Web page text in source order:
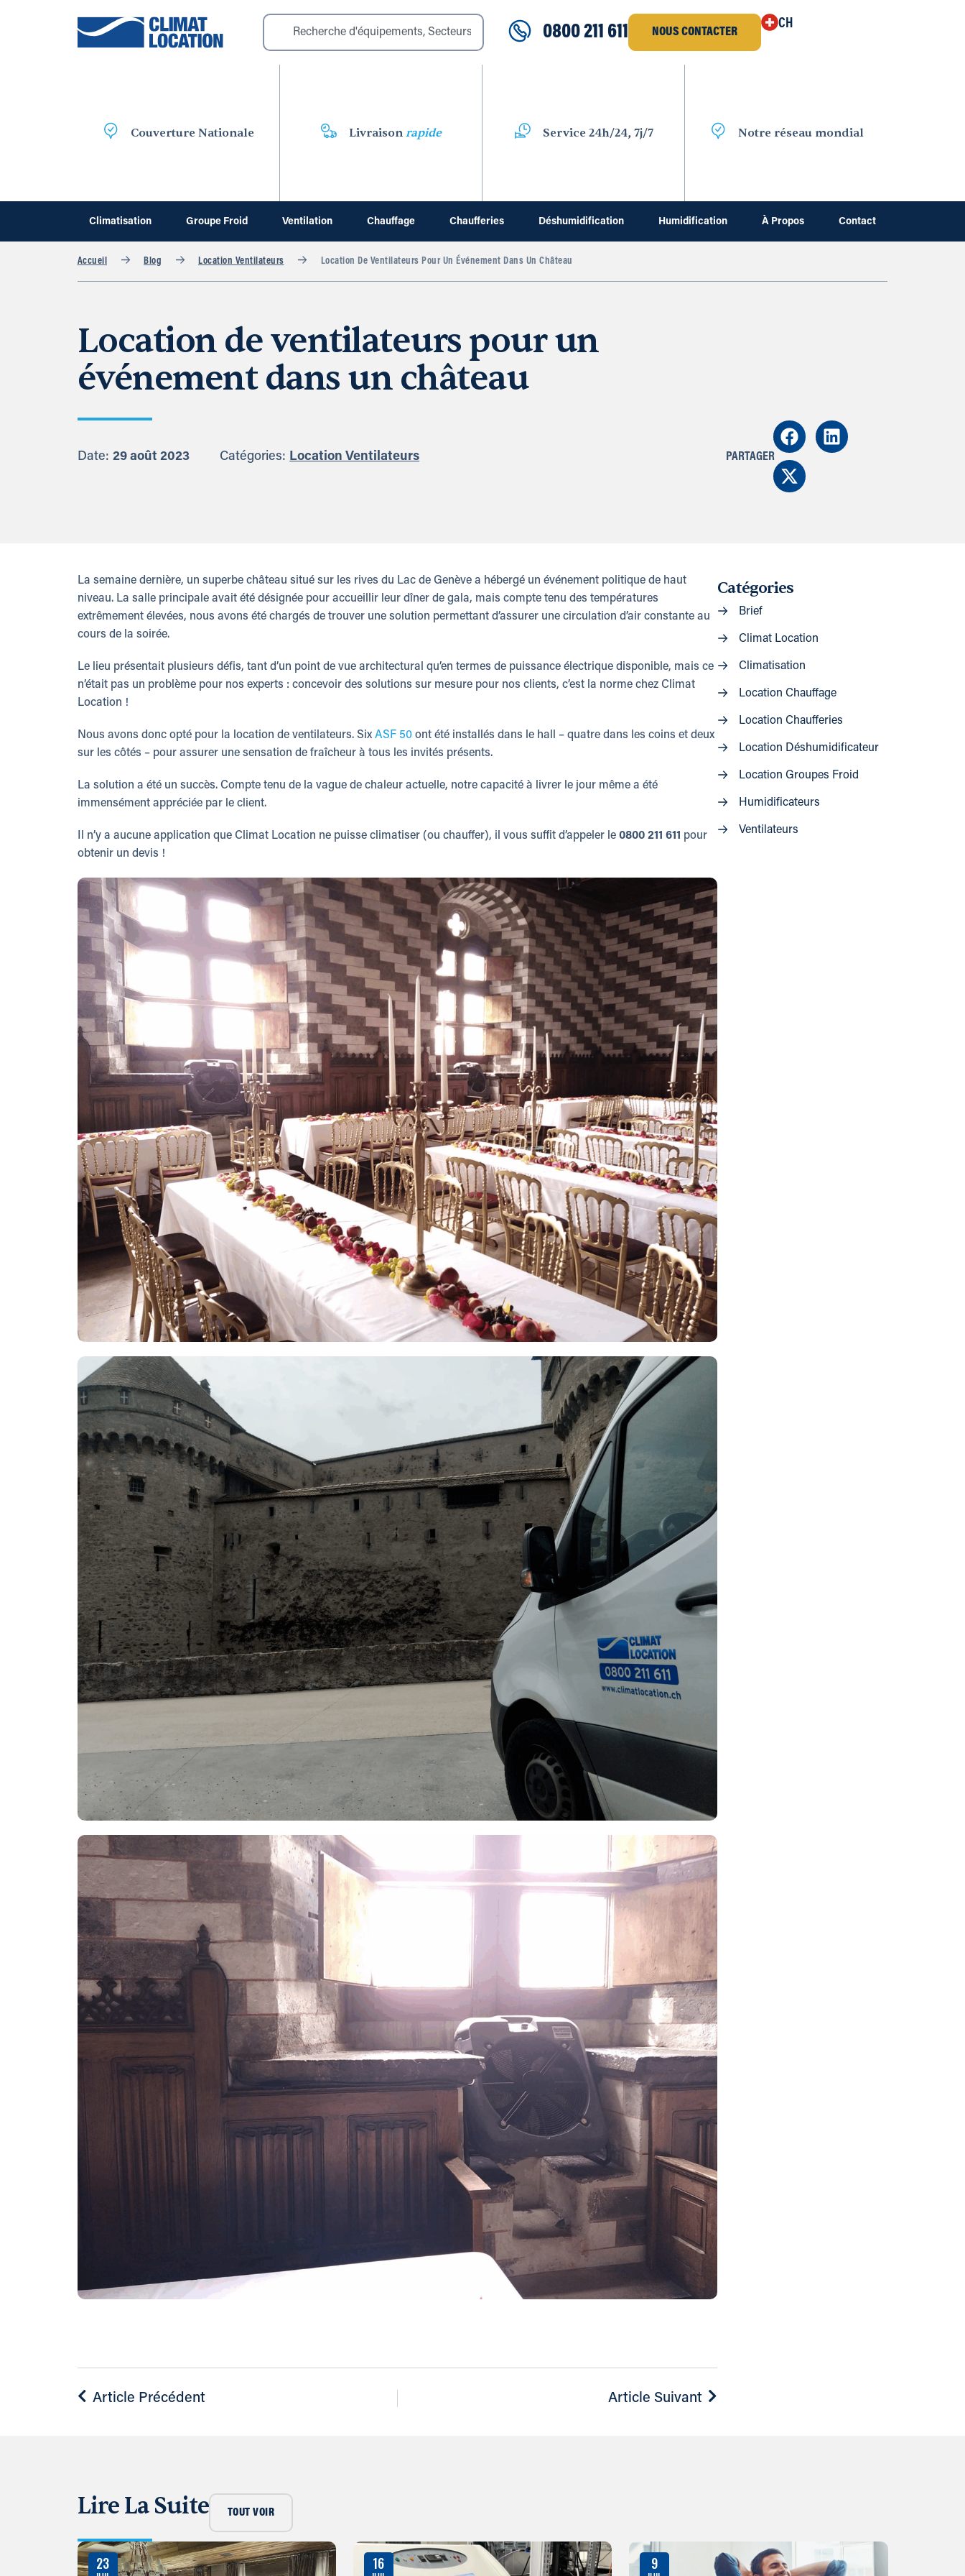
0800 211 611 NOUS CONTACTER
CH
Couverture Nationale Livraison rapide Service 24h/24, 7j/7 Notre réseau mondial
Climatisation Groupe Froid Ventilation Chauffage Chaufferies Déshumidification Humidification À Propos Contact
Accueil Blog Location Ventilateurs Location De Ventilateurs Pour Un Événement Dans Un Château
Location de ventilateurs pour un
événement dans un château
Date: 29 août 2023 Catégories: Location Ventilateurs PARTAGER
La semaine dernière, un superbe château situé sur les rives du Lac de Genève a hébergé un événement politique de haut
niveau. La salle principale avait été désignée pour accueillir leur dîner de gala, mais compte tenu des températures
extrêmement élevées, nous avons été chargés de trouver une solution permettant d’assurer une circulation d’air constante au
cours de la soirée.
Le lieu présentait plusieurs défis, tant d’un point de vue architectural qu’en termes de puissance électrique disponible, mais ce
n’était pas un problème pour nos experts : concevoir des solutions sur mesure pour nos clients, c’est la norme chez Climat
Location !
Nous avons donc opté pour la location de ventilateurs. Six ASF 50ont été installés dans le hall – quatre dans les coins et deux
sur les côtés – pour assurer une sensation de fraîcheur à tous les invités présents.
La solution a été un succès. Compte tenu de la vague de chaleur actuelle, notre capacité à livrer le jour même a été
immensément appréciée par le client.
Il n’y a aucune application que Climat Location ne puisse climatiser (ou chauffer), il vous suffit d’appeler le 0800 211 611 pour
obtenir un devis !
Article Précédent Article Suivant
Catégories
Brief
Climat Location
Climatisation
Location Chauffage
Location Chaufferies
Location Déshumidificateur
Location Groupes Froid
Humidificateurs
Ventilateurs
Lire La Suite TOUT VOIR
23 16 9